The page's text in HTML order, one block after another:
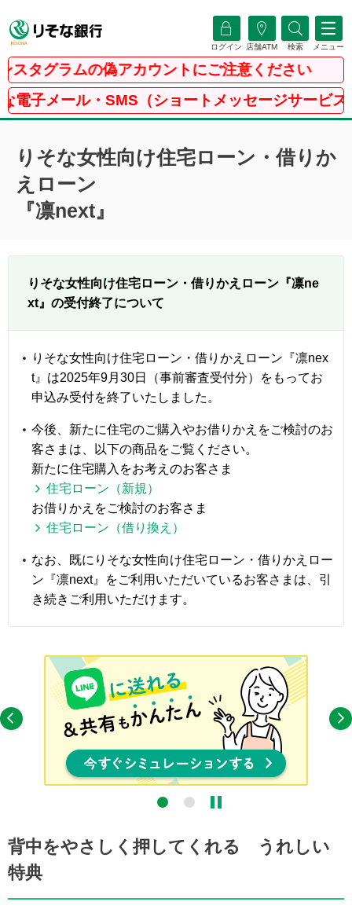
ログイン 店舗ATM 検索 メニュー
ムの偽アカウントにご注意ください
SMS（ショートメッセージサービス）にご注意
りそな女性向け住宅ローン・借りか
えローン
『凛next』
りそな女性向け住宅ローン・借りかえローン『凛ne
xt』の受付終了について
りそな女性向け住宅ローン・借りかえローン『凛nex
t』は2025年9月30日（事前審査受付分）をもってお
申込み受付を終了いたしました。
今後、新たに住宅のご購入やお借りかえをご検討のお
客さまは、以下の商品をご覧ください。
新たに住宅購入をお考えのお客さま
住宅ローン（新規）
お借りかえをご検討のお客さま
住宅ローン（借り換え）
なお、既にりそな女性向け住宅ローン・借りかえロー
ン『凛next』をご利用いただいているお客さまは、引
き続きご利用いただけます。
背中をやさしく押してくれる うれしい
特典